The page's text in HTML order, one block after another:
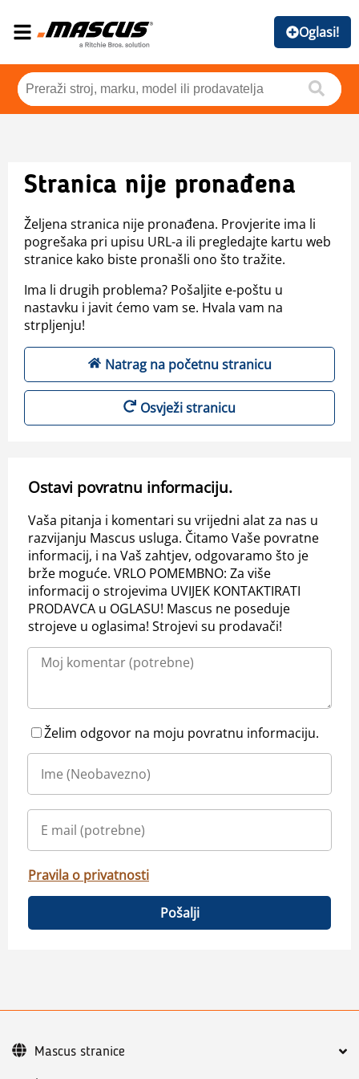
Oglasi!
Stranica nije pronađena
Željena stranica nije pronađena. Provjerite ima li
pogrešaka pri upisu URL-a ili pregledajte kartu web
stranice kako biste pronašli ono što tražite.
Ima li drugih problema? Pošaljite e-poštu u
nastavku i javit ćemo vam se. Hvala vam na
strpljenju!
Natrag na početnu stranicu
Osvježi stranicu
Ostavi povratnu informaciju.
Vaša pitanja i komentari su vrijedni alat za nas u
razvijanju Mascus usluga. Čitamo Vaše povratne
informacij, i na Vaš zahtjev, odgovaramo što je
brže moguće. VRLO POMEMBNO: Za više
informacij o strojevima UVIJEK KONTAKTIRATI
PRODAVCA u OGLASU! Mascus ne poseduje
strojeve u oglasima! Strojevi su prodavači!
Želim odgovor na moju povratnu informaciju.
Pravila o privatnosti
Pošalji
Mascus stranice